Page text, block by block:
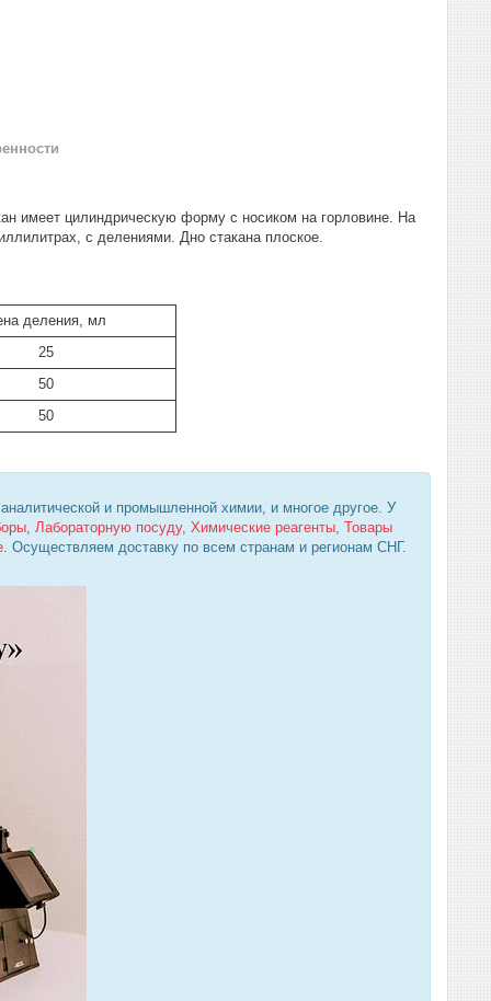
имеет цилиндрическую форму с носиком на горловине. На
с делениями. Дно стакана плоское.
деления, мл
25
50
50
и промышленной химии, и многое другое. У
Лабораторную посуду, Химические реагенты Товары
. Осуществляем доставку по всем странам и регионам СНГ.